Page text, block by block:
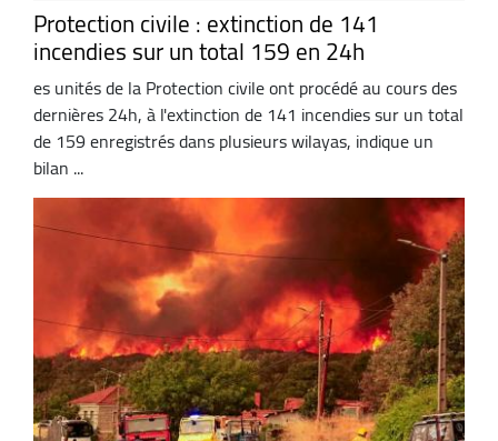
Protection civile : extinction de 141
incendies sur un total 159 en 24h
es unités de la Protection civile ont procédé au cours des
dernières 24h, à l'extinction de 141 incendies sur un total
de 159 enregistrés dans plusieurs wilayas, indique un
bilan ...